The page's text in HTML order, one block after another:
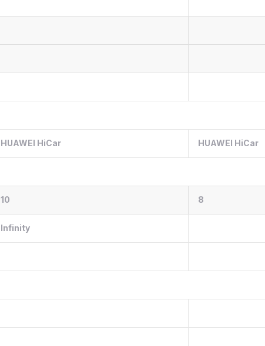
HUAWEI HiCar HUAWEI HiCar
10 8
Infinity